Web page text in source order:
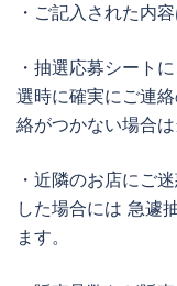
・ご記入された内
・抽選応募シート
選時に確実にご連
絡がつかない場合
・近隣のお店にご
した場合には 急遽
ます。